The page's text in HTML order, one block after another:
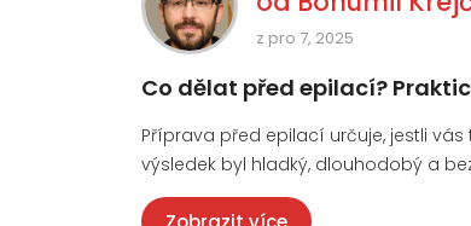
z pro 7, 2025
Co dělat před epilací?
Příprava před epilací určuje, jestli
výsledek byl hladký, dlouhodobý a